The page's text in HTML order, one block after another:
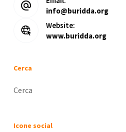
info@buridda.org
Website:
www.buridda.org
Cerca
Icone social